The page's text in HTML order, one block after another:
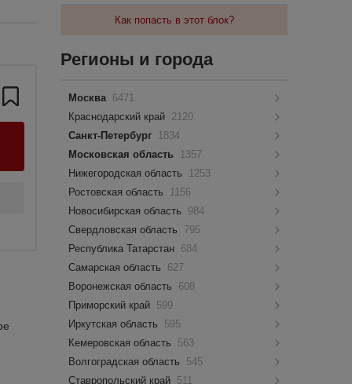
Как попасть в этот блок?
Регионы и города
Москва 6471
Краснодарский край 2120
Санкт-Петербург 1834
Московская область 1357
Нижегородская область
1253
Ростовская область
1156
Новосибирская область
984
Свердловская область
795
Республика Татарстан 684
Самарская область
627
Воронежская область
608
Приморский край 599
Иркутская область
595
Кемеровская область
563
Волгоградская область
545
Ставропольский край 511